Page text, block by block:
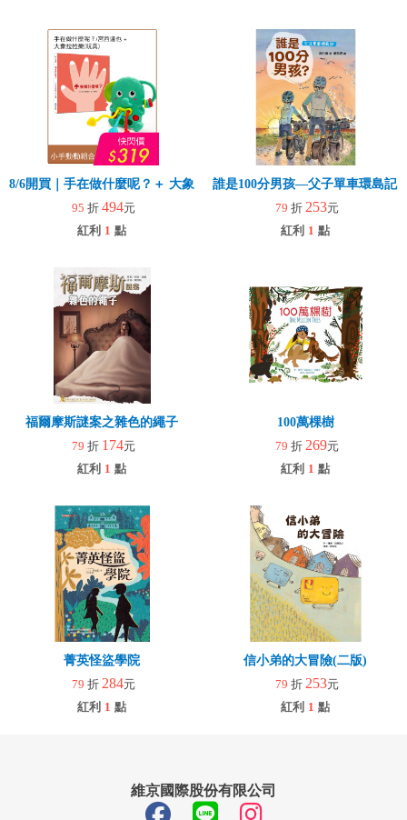
8/6開買｜手在做什麼呢？＋ 大象拉拉樂(玩具)
95 折 494元
紅利 1 點
誰是100分男孩—父子單車環島記
79 折 253元
紅利 1 點
福爾摩斯謎案之雜色的繩子
79 折 174元
紅利 1 點
100萬棵樹
79 折 269元
紅利 1 點
菁英怪盜學院
79 折 284元
紅利 1 點
信小弟的大冒險(二版)
79 折 253元
紅利 1 點
維京國際股份有限公司